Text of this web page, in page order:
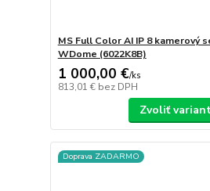
MS Full Color AI IP 8 kamerový
WDome (6022K8B)
1 000,00 €/ks
813,01 € bez DPH
Zvoliť
Doprava ZADARMO